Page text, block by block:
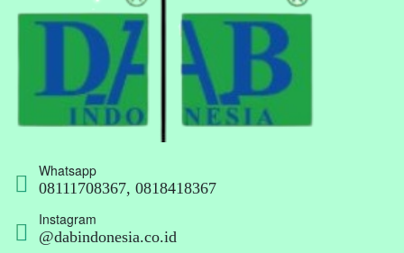
Whatsapp
08111708367, 0818418367
Instagram
@dabindonesia.co.id